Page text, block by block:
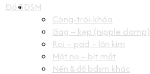
Đồ BDSM
Còng-trói-khóa
Gag – kẹp (nipple clamp)
Roi – pad – lăn kim
Mặt nạ – bịt mắt
Nến & đồ bdsm khác